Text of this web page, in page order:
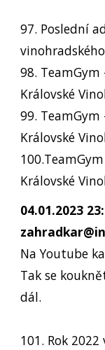
97. Poslední
98. TeamGym
Královské
99. TeamGym
Královské
Královské
04.01.2023
Na Youtube
Tak se
dál.
101. Rok